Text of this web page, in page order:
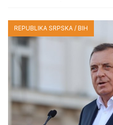
REPUBLIKA SRPSKA / BIH